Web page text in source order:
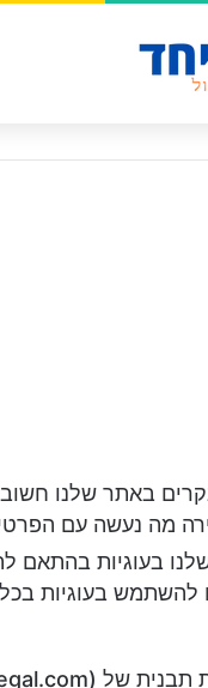
באתר שלנו
מה נעשה עם
בעוגיות בהתאם
להשתמש בעוגיות